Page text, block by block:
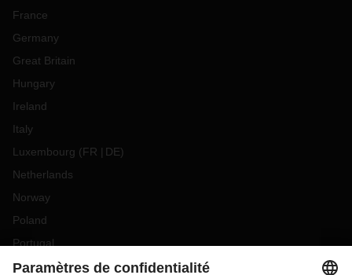
France
Germany
Great Britain
Hungary
Ireland
Italy
Luxembourg (FR DE)
Netherlands
Norway
Poland
Portugal
Romania